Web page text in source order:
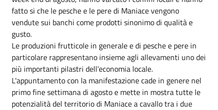
fatto si che le pesche e le pere di Maniace vengono
vendute sui banchi come prodotti sinonimo di qualità e
gusto.
Le produzioni frutticole in generale e di pesche e pere in
particolare rappresentano insieme agli allevamenti uno dei
più importanti pilastri dell’economia locale.
L'appuntamento con la manifestazione cade in genere nel
primo fine settimana di agosto e mette in mostra tutte le
potenzialità del territorio di Maniace a cavallo tra i due